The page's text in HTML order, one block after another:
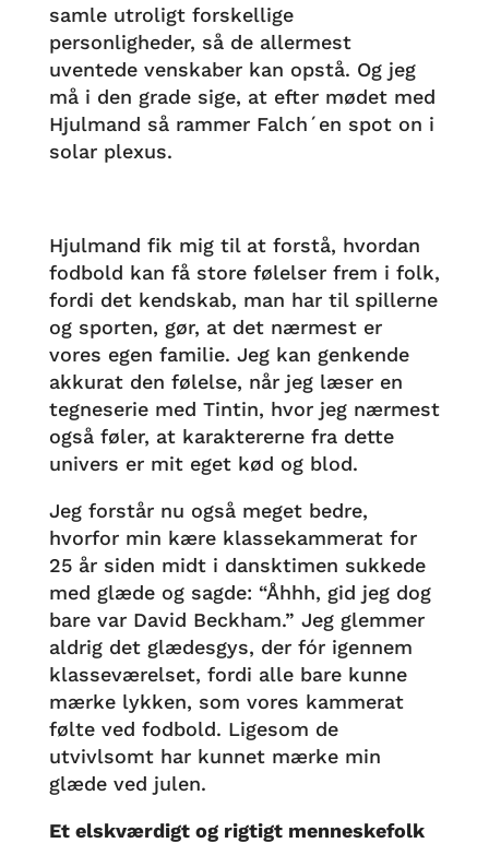
samle utroligt forskellige
personligheder, så de allermest
uventede venskaber kan opstå. Og jeg
må i den grade sige, at efter mødet med
Hjulmand så rammer Falch´en spot on i
solar plexus.
Hjulmand fik mig til at forstå, hvordan
fodbold kan få store følelser frem i folk,
fordi det kendskab, man har til spillerne
og sporten, gør, at det nærmest er
vores egen familie. Jeg kan genkende
akkurat den følelse, når jeg læser en
tegneserie med Tintin, hvor jeg nærmest
også føler, at karaktererne fra dette
univers er mit eget kød og blod.
Jeg forstår nu også meget bedre,
hvorfor min kære klassekammerat for
25 år siden midt i dansktimen sukkede
med glæde og sagde: “Åhhh, gid jeg dog
bare var David Beckham.” Jeg glemmer
aldrig det glædesgys, der fór igennem
klasseværelset, fordi alle bare kunne
mærke lykken, som vores kammerat
følte ved fodbold. Ligesom de
utvivlsomt har kunnet mærke min
glæde ved julen.
Et elskværdigt og rigtigt menneskefolk